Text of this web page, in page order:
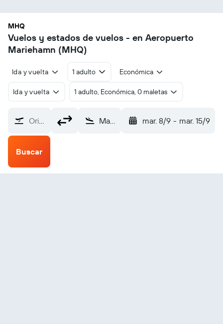
MHQ
Vuelos y estados de vuelos - en Aeropuerto
Mariehamn (MHQ)
Ida y vuelta 1 adulto Económica
Ida y vuelta 1 adulto, Económica, 0 maletas
Origen Mariehamn (MHQ) mar. 8/9 - mar. 15/9
Buscar